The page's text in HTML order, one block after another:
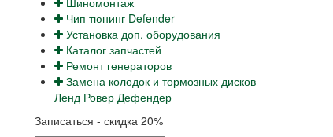
Чип тюнинг Defender
Установка доп. оборудования
Каталог запчастей
Ремонт генераторов
Замена колодок и тормозных дисков
Ленд Ровер Дефендер
Записаться - скидка 20%